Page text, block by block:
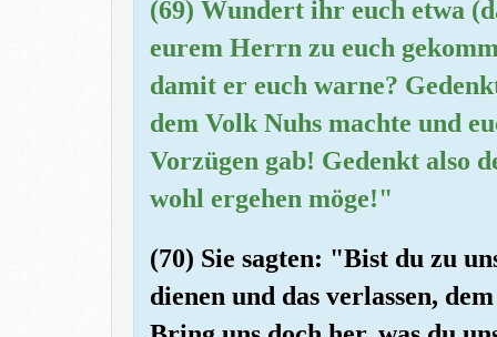
(69) Wundert ihr euch etwa
eurem Herrn zu euch
damit er euch warne?
dem Volk Nuhs machte und
Vorzügen gab! Gedenkt also
wohl ergehen möge!"
(70) Sie sagten: "Bist du zu
dienen und das verlassen,